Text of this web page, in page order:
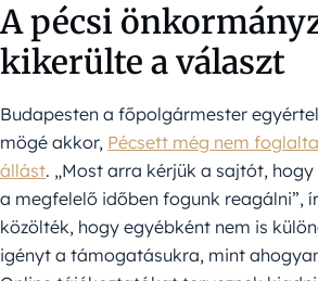
A pécsi
kikerülte a választ
Budapesten a főpolgármester
mögé akkor, Pécsett még nem
állást. „Most arra kérjük a sajtót,
a megfelelő időben fogunk reagálni”,
közölték, hogy egyébként nem is
igényt a támogatásukra, mint